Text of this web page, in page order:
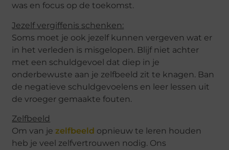
was en focus op de toekomst.
Jezelf vergiffenis schenken:
Soms moet je ook jezelf kunnen vergeven wat er
in het verleden is misgelopen. Blijf niet achter
met een schuldgevoel dat diep in je
onderbewuste aan je zelfbeeld zit te knagen. Ban
de negatieve schuldgevoelens en leer lessen uit
de vroeger gemaakte fouten.
Zelfbeeld
Om van jezelfbeeld opnieuw te leren houden
heb je veel zelfvertrouwen nodig. Ons